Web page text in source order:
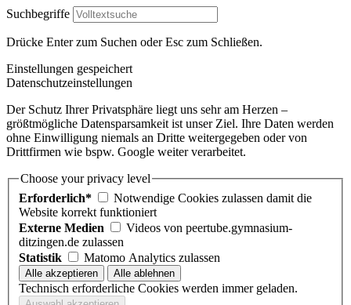
Suchbegriffe
Drücke Enter zum Suchen oder Esc zum Schließen.
Einstellungen gespeichert
Datenschutzeinstellungen
Der Schutz Ihrer Privatsphäre liegt uns sehr am Herzen –
größtmögliche Datensparsamkeit ist unser Ziel. Ihre Daten werden
ohne Einwilligung niemals an Dritte weitergegeben oder von
Drittfirmen wie bspw. Google weiter verarbeitet.
Choose your privacy level
Erforderlich*
Notwendige Cookies zulassen damit die
Website korrekt funktioniert
Externe Medien
Videos von peertube.gymnasium-
ditzingen.de zulassen
Statistik
Matomo Analytics zulassen
Technisch erforderliche Cookies werden immer geladen.